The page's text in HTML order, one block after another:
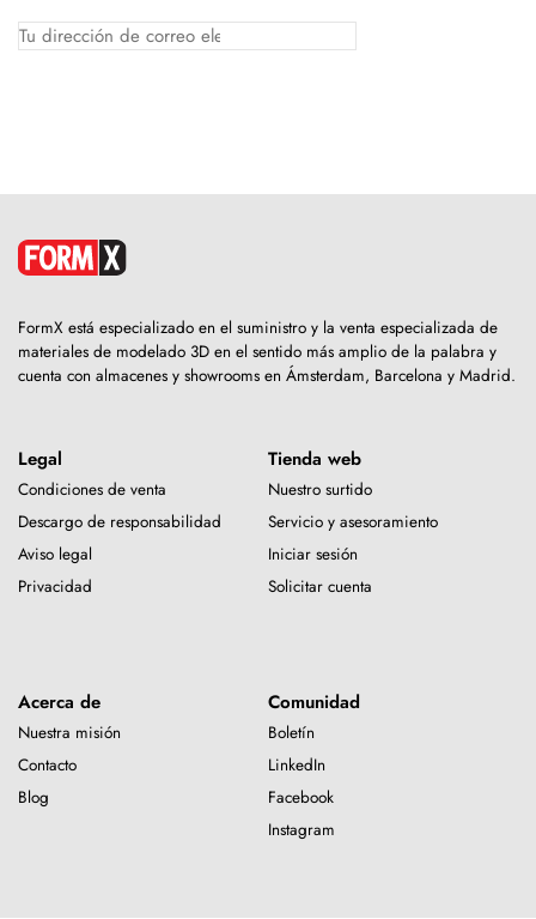
FormX está especializado en el suministro y la venta especializada de
materiales de modelado 3D en el sentido más amplio de la palabra y
cuenta con almacenes y showrooms en Ámsterdam, Barcelona y Madrid.
Legal
Condiciones de venta
Descargo de responsabilidad
Aviso legal
Privacidad
Tienda web
Nuestro surtido
Servicio y asesoramiento
Iniciar sesión
Solicitar cuenta
Acerca de
Nuestra misión
Contacto
Blog
Comunidad
Boletín
LinkedIn
Facebook
Instagram